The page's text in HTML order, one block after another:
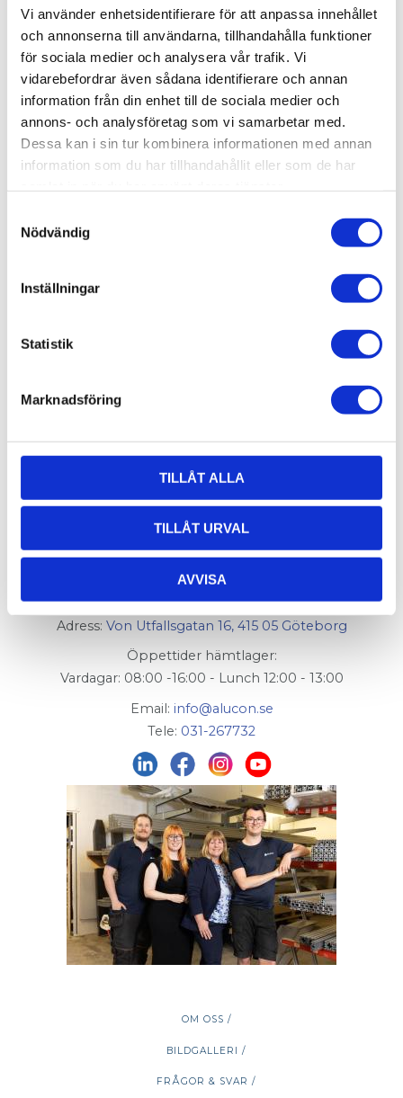
Vi använder enhetsidentifierare för att anpassa innehållet
och annonserna till användarna, tillhandahålla funktioner
för sociala medier och analysera vår trafik. Vi
vidarebefordrar även sådana identifierare och annan
information från din enhet till de sociala medier och
annons- och analysföretag som vi samarbetar med.
Dessa kan i sin tur kombinera informationen med annan
information som du har tillhandahållit eller som de har
Nödvändig
Inställningar
Statistik
Marknadsföring
TILLÅT ALLA
TILLÅT URVAL
AVVISA
INFO INFO
Aluminiumprofil
INFO
AluCon AB
Adress: Von Utfallsgatan 16, 415 05 Göteborg
Öppettider hämtlager:
Vardagar: 08:00 -16:00 - Lunch 12:00 - 13:00
Email: info@alucon.se
Tele: 031-267732
OM OSS /
BILDGALLERI /
FRÅGOR & SVAR /